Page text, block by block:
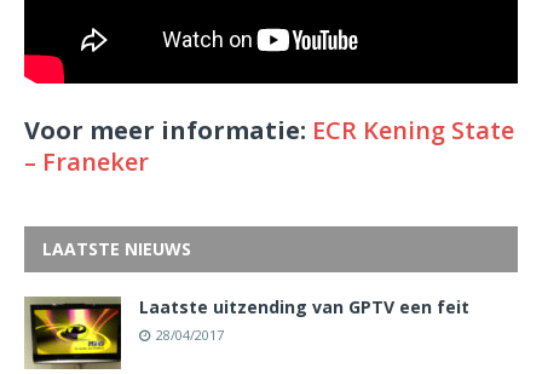
Voor meer informatie: ECR Kening State
– Franeker
LAATSTE NIEUWS
Laatste uitzending van GPTV een feit
28/04/2017